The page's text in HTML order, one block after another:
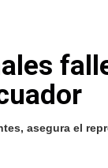
asegura el